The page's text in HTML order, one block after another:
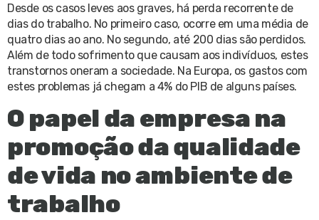
Desde os casos leves aos graves, há perda recorrente de
dias do trabalho. No primeiro caso, ocorre em uma média de
quatro dias ao ano. No segundo, até 200 dias são perdidos.
Além de todo sofrimento que causam aos indivíduos, estes
transtornos oneram a sociedade. Na Europa, os gastos com
estes problemas já chegam a 4% do PIB de alguns países.
O papel da empresa na
promoção da qualidade
de vida no ambiente de
trabalho